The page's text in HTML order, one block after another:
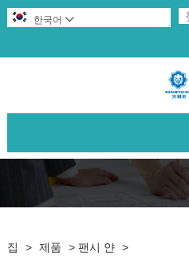
한국어 
집 > 제품 > 팬시 얀 >